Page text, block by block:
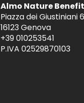
Almo Nature Benefit
Piazza dei Giustiniani 6
16123 Genova
+39 010253541
P.IVA 02529870103